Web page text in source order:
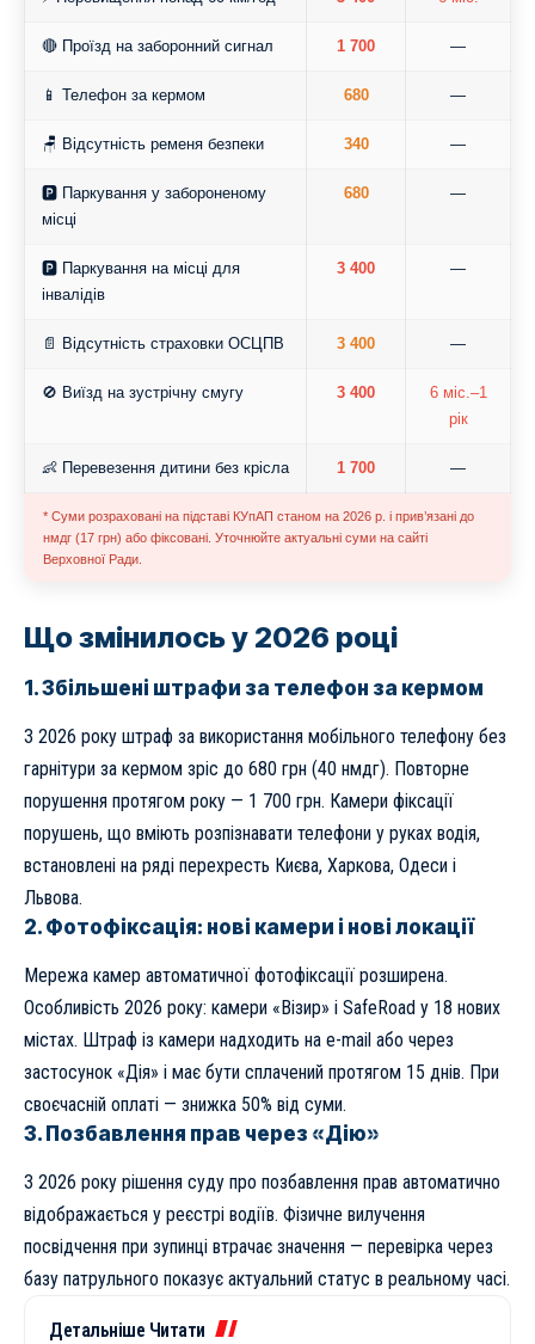
🔴 Проїзд на заборонний сигнал 1 700 —
📱 Телефон за кермом 680 —
🪑 Відсутність ременя безпеки 340 —
🅿️ Паркування у забороненому
місці
680 —
🅿️ Паркування на місці для
інвалідів
3 400 —
📄 Відсутність страховки ОСЦПВ 3 400 —
🚫 Виїзд на зустрічну смугу 3 400
6 міс.–1
рік
👶 Перевезення дитини без крісла 1 700 —
* Суми розраховані на підставі КУпАП станом на 2026 р. і прив’язані до
нмдг (17 грн) або фіксовані. Уточнюйте актуальні суми на сайті
Верховної Ради.
Що змінилось у 2026 році
1. Збільшені штрафи за телефон за кермом
З 2026 року штраф за використання мобільного телефону без
гарнітури за кермом зріс до 680 грн (40 нмдг). Повторне
порушення протягом року — 1 700 грн. Камери фіксації
порушень, що вміють розпізнавати телефони у руках водія,
встановлені на ряді перехресть Києва, Харкова, Одеси і
Львова.
2. Фотофіксація: нові камери і нові локації
Мережа камер автоматичної фотофіксації розширена.
Особливість 2026 року: камери «Візир» і SafeRoad у 18 нових
містах. Штраф із камери надходить на e-mail або через
застосунок «Дія» і має бути сплачений протягом 15 днів. При
своєчасній оплаті — знижка 50% від суми.
3. Позбавлення прав через «Дію»
З 2026 року рішення суду про позбавлення прав автоматично
відображається у реєстрі водіїв. Фізичне вилучення
посвідчення при зупинці втрачає значення — перевірка через
базу патрульного показує актуальний статус в реальному часі.
Детальніше Читати